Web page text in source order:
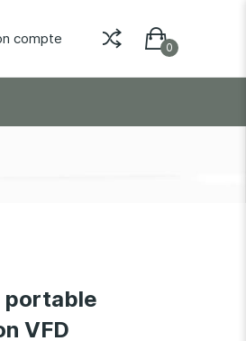
compte
portable
VFD